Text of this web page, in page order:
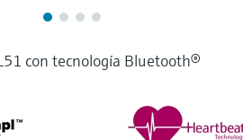
con tecnología Bluetooth®